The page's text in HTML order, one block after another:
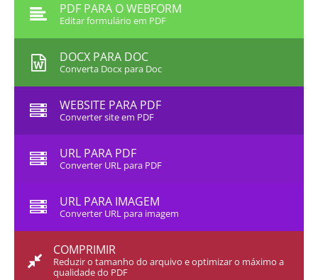
PDF PARA O WEBFORM
Editar formulário em PDF
DOCX PARA DOC
Converta Docx para Doc
WEBSITE PARA PDF
Converter site em PDF
URL PARA PDF
Converter URL para PDF
URL PARA IMAGEM
Converter URL para imagem
COMPRIMIR
Reduzir o tamanho do arquivo e optimizar o máximo a
qualidade do PDF